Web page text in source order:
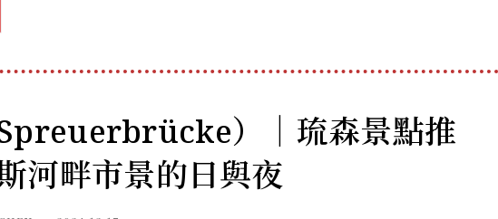
）｜琉森景點推
河畔市景的日與夜